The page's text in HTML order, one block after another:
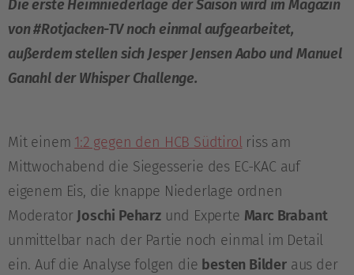
Die erste Heimniederlage der Saison wird im Magazin
von #Rotjacken-TV noch einmal aufgearbeitet,
außerdem stellen sich Jesper Jensen Aabo und Manuel
Ganahl der Whisper Challenge.
Mit einem 1:2 gegen den HCB Südtirol riss am
Mittwochabend die Siegesserie des EC-KAC auf
eigenem Eis, die knappe Niederlage ordnen
ModeratorJoschi Peharzund Experte Marc Brabant
unmittelbar nach der Partie noch einmal im Detail
ein. Auf die Analyse folgen die besten Bilderaus der